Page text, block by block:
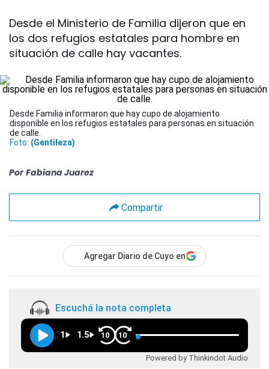
Desde el Ministerio de Familia dijeron que en
los dos refugios estatales para hombre en
situación de calle hay vacantes.
Desde Familia informaron que hay cupo de alojamiento
disponible en los refugios estatales para personas en situación
de calle.
Foto: (Gentileza)
Por Fabiana Juarez
Compartir
Agregar Diario de Cuyo en
Escuchá la nota completa
1 1.5 10 10
Powered by Thinkindot Audio